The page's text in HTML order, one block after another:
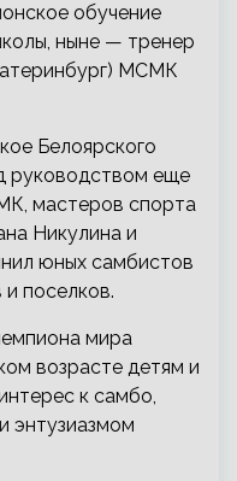
обучение
ныне — тренер
МСМК
Белоярского
руководством еще
мастеров спорта
Никулина и
юных самбистов
и поселков.
мира
возрасте детям и
к самбо,
энтузиазмом